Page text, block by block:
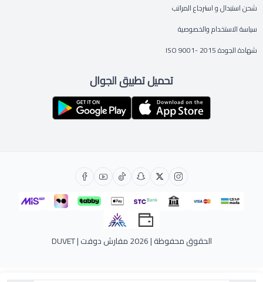
شحن استبدال و استرجاع المراتب
سياسة الاستخدام والخصوصية
شهادة الجودة ISO 9001- 2015
تحميل تطبيق الجوال
الحقوق محفوظة | 2026 مفارش دوفت | DUVET